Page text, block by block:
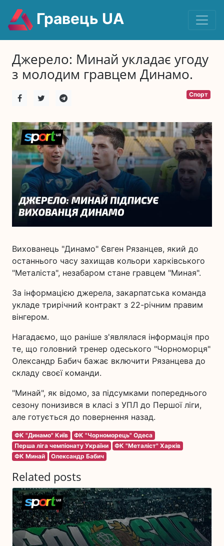
Гравець UA
Джерело: Минай укладає угоду
з молодим гравцем Динамо.
Спорт
Вихованець "Динамо" Євген Рязанцев, який до
останнього часу захищав кольори харківського
"Металіста", незабаром стане гравцем "Миная".
За інформацією джерела, закарпатська команда
укладе трирічний контракт з 22-річним правим
вінгером.
Нагадаємо, що раніше з'являлася інформація про
те, що головний тренер одеського "Чорноморця"
Олександр Бабич бажає включити Рязанцева до
складу своєї команди.
"Минай", як відомо, за підсумками попереднього
сезону понизився в класі з УПЛ до Першої ліги,
але готується до повернення назад.
ФК "Динамо" Київ
ФК "Чорноморець" Одеса
Перша ліга чемпіонату України
ФК "Металіст" Харків
ФК Минай
Олександр Бабич
Related posts